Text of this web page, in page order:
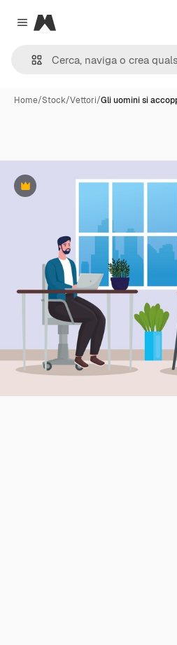
Close menu
Magnific
Home/Stock/Vettori/Gli uomini si
Premium